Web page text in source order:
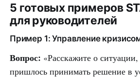
5 готовых примеров
для руководителей
Пример 1: Управление
Вопрос: «Расскажите о ситуации,
пришлось принимать решение в